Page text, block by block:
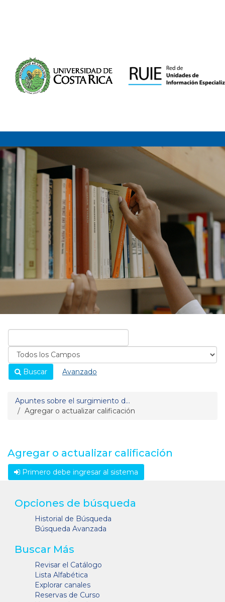
Buscar Avanzado
Apuntes sobre el surgimiento d...
Agregar o actualizar calificación
Agregar o actualizar calificación
Primero debe ingresar al sistema
Opciones de búsqueda
Historial de Búsqueda
Búsqueda Avanzada
Buscar Más
Revisar el Catálogo
Lista Alfabética
Explorar canales
Reservas de Curso